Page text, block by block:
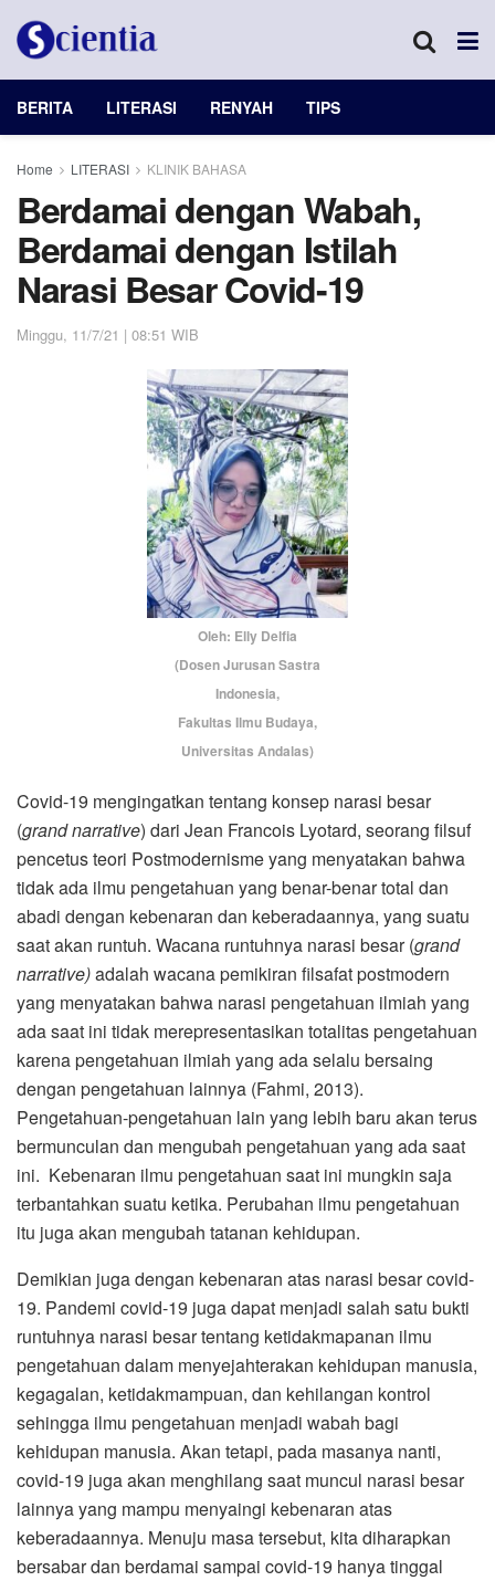
BERITA LITERASI RENYAH TIPS
Home LITERASI KLINIK BAHASA
Berdamai dengan Wabah,
Berdamai dengan Istilah
Narasi Besar Covid-19
Minggu, 11/7/21 | 08:51 WIB
Oleh: Elly Delfia
(Dosen Jurusan Sastra
Indonesia,
Fakultas Ilmu Budaya,
Universitas Andalas)
Covid-19 mengingatkan tentang konsep narasi besar
(grand narrative) dari Jean Francois Lyotard, seorang filsuf
pencetus teori Postmodernisme yang menyatakan bahwa
tidak ada ilmu pengetahuan yang benar-benar total dan
abadi dengan kebenaran dan keberadaannya, yang suatu
saat akan runtuh. Wacana runtuhnya narasi besar (grand
narrative)adalah wacana pemikiran filsafat postmodern
yang menyatakan bahwa narasi pengetahuan ilmiah yang
ada saat ini tidak merepresentasikan totalitas pengetahuan
karena pengetahuan ilmiah yang ada selalu bersaing
dengan pengetahuan lainnya (Fahmi, 2013).
Pengetahuan-pengetahuan lain yang lebih baru akan terus
bermunculan dan mengubah pengetahuan yang ada saat
ini. Kebenaran ilmu pengetahuan saat ini mungkin saja
terbantahkan suatu ketika. Perubahan ilmu pengetahuan
itu juga akan mengubah tatanan kehidupan.
Demikian juga dengan kebenaran atas narasi besar covid-
19. Pandemi covid-19 juga dapat menjadi salah satu bukti
runtuhnya narasi besar tentang ketidakmapanan ilmu
pengetahuan dalam menyejahterakan kehidupan manusia,
kegagalan, ketidakmampuan, dan kehilangan kontrol
sehingga ilmu pengetahuan menjadi wabah bagi
kehidupan manusia. Akan tetapi, pada masanya nanti,
covid-19 juga akan menghilang saat muncul narasi besar
lainnya yang mampu menyaingi kebenaran atas
keberadaannya. Menuju masa tersebut, kita diharapkan
bersabar dan berdamai sampai covid-19 hanya tinggal